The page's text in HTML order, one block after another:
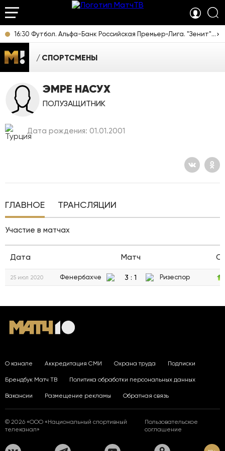
16:30 Футбол. Альфа-Банк Российская Премьер-Лига. "Зенит" (Санкт-Петербург) - "Родина" (Москва). Прямая трансляция
СПОРТСМЕНЫ
ЭМРЕ НАСУХ
ПОЛУЗАЩИТНИК
Дата рождения: 01.01.2001
ГЛАВНОЕ ТРАНСЛЯЦИИ
Участие в матчах
Дата Матч
25 июл 2020 Фенербахче 3 : 1 Ризеспор
О канале Аккредитация СМИ Охрана труда Подписки
Брендбук Матч ТВ Политика обработки персональных данных
Вакансии Размещение рекламы Обратная связь
© 2026 «ООО «Национальный спортивный
телеканал»
Пользовательское
соглашение